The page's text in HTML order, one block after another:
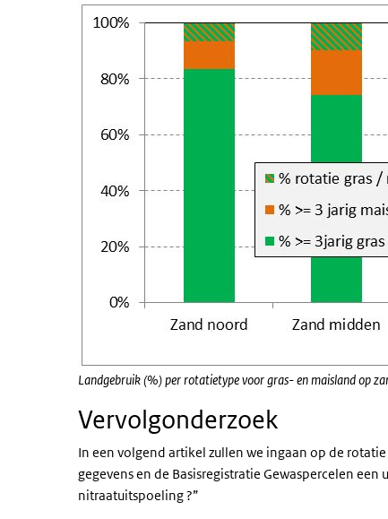
Landgebruik (%) per rotatietype voor gras- en maisland op
Vervolgonderzoek
In een volgend artikel zullen we ingaan op de
gegevens en de Basisregistratie Gewaspercelen
nitraatuitspoeling ?”